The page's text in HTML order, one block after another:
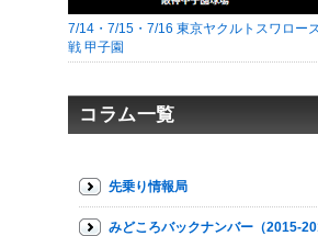
7/14・7/15・7/16 東京ヤクルトスワロー
戦 甲子園
コラム一覧
先乗り情報局
みどころバックナンバー（2015-